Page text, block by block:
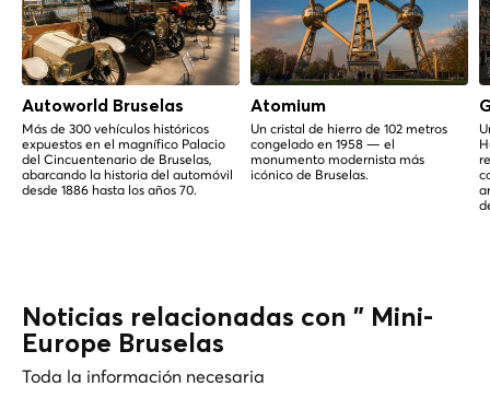
Autoworld Bruselas
Más de 300 vehículos históricos
expuestos en el magnífico Palacio
del Cincuentenario de Bruselas,
abarcando la historia del automóvil
desde 1886 hasta los años 70.
Atomium
Un cristal de hierro de 102 metros
congelado en 1958 — el
monumento modernista más
icónico de Bruselas.
Noticias relacionadas con " Mini-
Europe Bruselas
Toda la información necesaria